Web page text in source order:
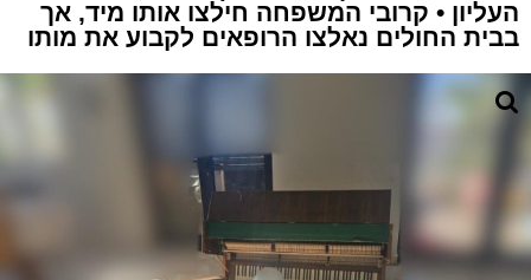
העליון • קרובי המשפחה חילצו אותו מיד, אך
בבית החולים נאלצו הרופאים לקבוע את מותו